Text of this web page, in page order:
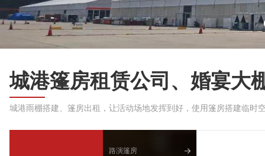
城港篷房租赁公司、婚宴大
城港雨棚搭建、篷房出租，让活动场地发挥到好，使用篷房搭建临时
路演篷房